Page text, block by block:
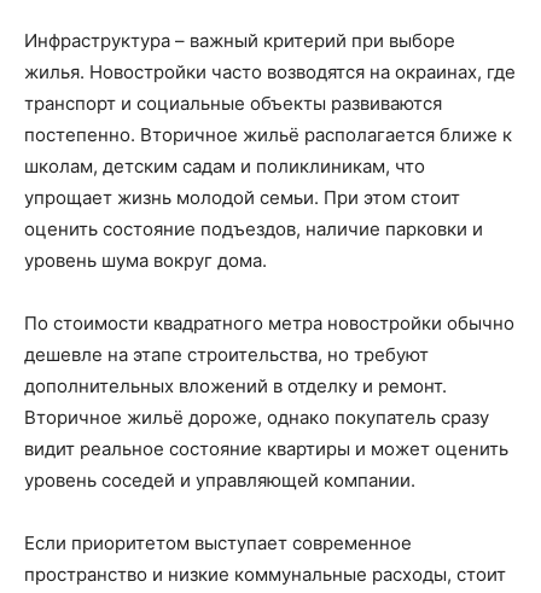
Инфраструктура – важный критерий при выборе
жилья. Новостройки часто возводятся на окраинах, где
транспорт и социальные объекты развиваются
постепенно. Вторичное жильё располагается ближе к
школам, детским садам и поликлиникам, что
упрощает жизнь молодой семьи. При этом стоит
оценить состояние подъездов, наличие парковки и
уровень шума вокруг дома.
По стоимости квадратного метра новостройки обычно
дешевле на этапе строительства, но требуют
дополнительных вложений в отделку и ремонт.
Вторичное жильё дороже, однако покупатель сразу
видит реальное состояние квартиры и может оценить
уровень соседей и управляющей компании.
Если приоритетом выступает современное
пространство и низкие коммунальные расходы, стоит